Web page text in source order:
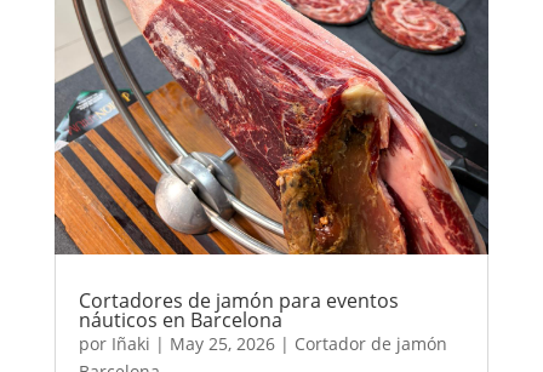
Cortadores de jamón para eventos
náuticos en Barcelona
por Iñaki | May 25, 2026| Cortador de jamón